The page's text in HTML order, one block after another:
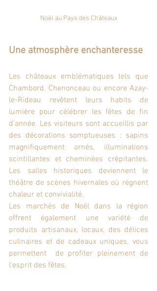
Noël au Pays des Châteaux
Une atmosphère enchanteresse
Les châteaux emblématiques tels que
Chambord, Chenonceau ou encore Azay-
le-Rideau revêtent leurs habits de
lumière pour célébrer les fêtes de fin
d’année. Les visiteurs sont accueillis par
des décorations somptueuses : sapins
magnifiquement ornés, illuminations
scintillantes et cheminées crépitantes.
Les salles historiques deviennent le
théâtre de scènes hivernales où règnent
chaleur et convivialité.
Les marchés de Noël dans la région
offrent également une variété de
produits artisanaux, locaux, des délices
culinaires et de cadeaux uniques, vous
permettent  de profiter pleinement de
l'esprit des fêtes.